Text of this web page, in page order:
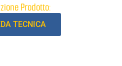
Prodotto:
TECNICA